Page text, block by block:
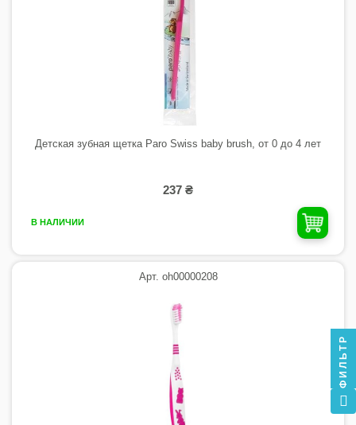
Детская зубная щетка Paro Swiss baby brush, от 0 до 4 лет
237 ₴
В НАЛИЧИИ
Арт. oh00000208
ФИЛЬТР